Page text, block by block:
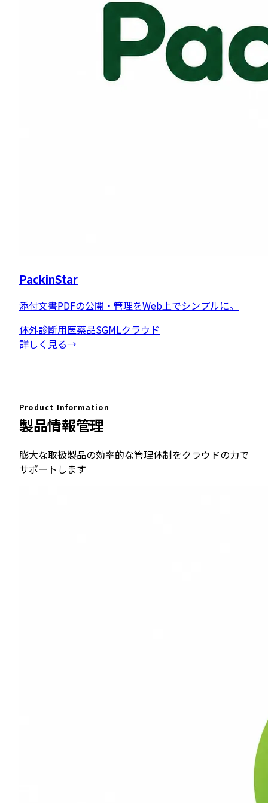
PackinStar
添付文書PDFの公開・管理をWeb上でシンプルに。
体外診断用医薬品SGMLクラウド
詳しく見る→
Product Information
製品情報管理
膨大な取扱製品の効率的な管理体制をクラウドの力で
サポートします